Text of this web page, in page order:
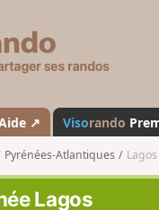
s
a
n
d
o
↗ Visorando
Pyrénées-Atlantiques Lagos
Lagos